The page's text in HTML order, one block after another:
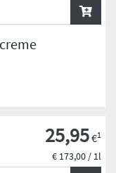
25,95€1
€ 173,00 / 1l